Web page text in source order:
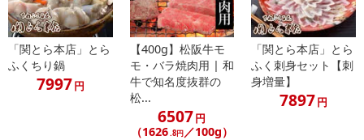
「関とら本店」とら
ふくちり鍋
7997円
【400g】松阪牛モ
モ・バラ焼肉用 | 和
牛で知名度抜群の
松...
6507円
（1626.8円／100g）
「関とら本店」とら
ふく刺身セット【刺
身増量】
7897円